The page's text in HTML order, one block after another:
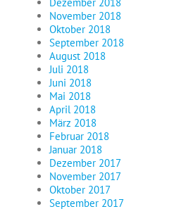
November 2018
Oktober 2018
September 2018
August 2018
Juli 2018
Juni 2018
Mai 2018
April 2018
März 2018
Februar 2018
Januar 2018
Dezember 2017
November 2017
Oktober 2017
September 2017